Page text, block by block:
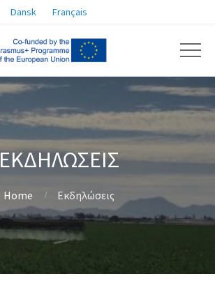
Dansk Français
ΕΚΔΗΛΏΣΕΙΣ
Home Εκδηλώσεις